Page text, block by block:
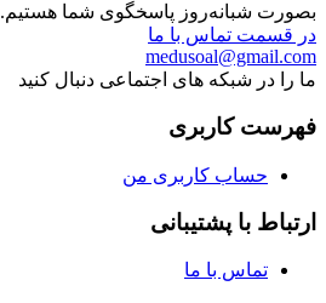
بصورت شبانه‌روز پاسخگوی شما هستیم.
در قسمت تماس با ما
medusoal@gmail.com
ما را در شبکه های اجتماعی دنبال کنید
فهرست کاربری
حساب کاربری من
ارتباط با پشتیبانی
تماس با ما